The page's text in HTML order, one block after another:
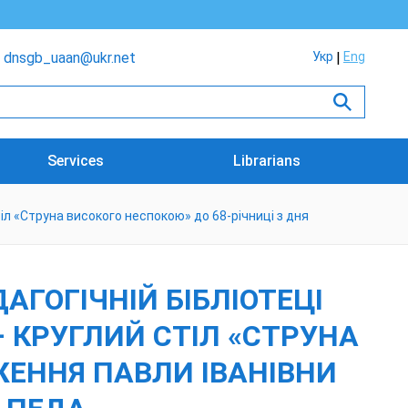
dnsgb_uaan@ukr.net Укр Eng
Services Librarians
«Струна високого неспокою» до 68-річниці з дня
БІБЛІОТЕЦІ
КРУГЛИЙ СТІЛ «СТРУНА
ПАВЛИ ІВАНІВНИ